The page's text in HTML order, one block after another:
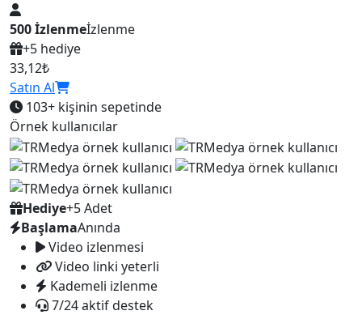
500 İzlenmeİzlenme
+5 hediye
33,12₺
Satın Al
103+ kişinin sepetinde
Örnek kullanıcılar
Hediye+5 Adet
BaşlamaAnında
Video izlenmesi
Video linki yeterli
Kademeli izlenme
7/24 aktif destek